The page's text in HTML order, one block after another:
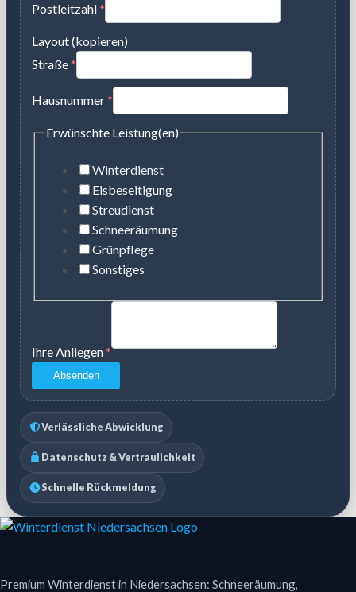
Postleitzahl*
Layout (kopieren)
Straße*
Hausnummer*
Erwünschte Leistung(en)
Winterdienst
Eisbeseitigung
Streudienst
Schneeräumung
Grünpflege
Sonstiges
Ihre Anliegen*
Absenden
Verlässliche Abwicklung
Datenschutz & Vertraulichkeit
Schnelle Rückmeldung
Premium Winterdienst in Niedersachsen: Schneeräumung,